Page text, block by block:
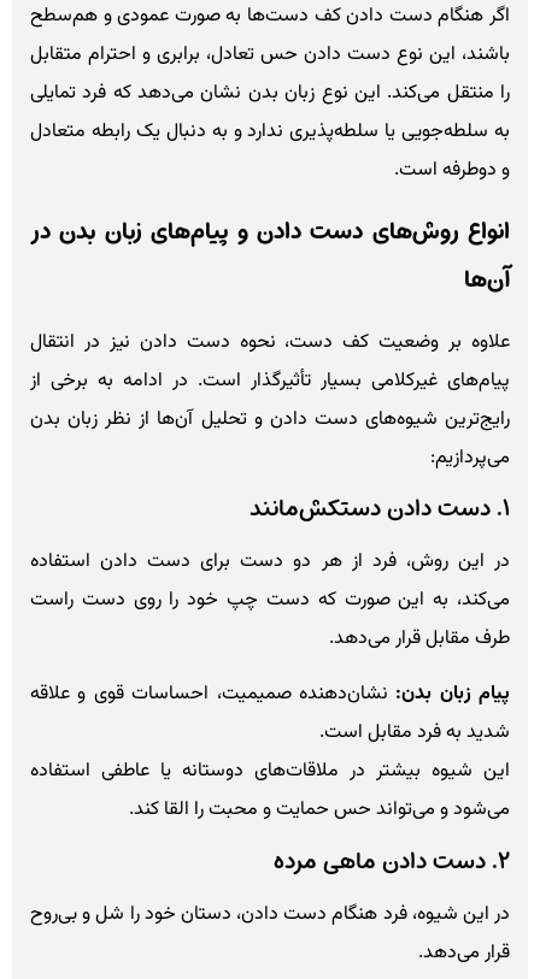
اگر هنگام دست دادن کف دست‌ها به صورت عمودی و هم‌سطح
باشند، این نوع دست دادن حس تعادل، برابری و احترام متقابل
را منتقل می‌کند. این نوع زبان بدن نشان می‌دهد که فرد تمایلی
به سلطه‌جویی یا سلطه‌پذیری ندارد و به دنبال یک رابطه متعادل
و دوطرفه است.
انواع روش‌های دست دادن و پیام‌های زبان بدن در
آن‌ها
علاوه بر وضعیت کف دست، نحوه دست دادن نیز در انتقال
پیام‌های غیرکلامی بسیار تأثیرگذار است. در ادامه به برخی از
رایج‌ترین شیوه‌های دست دادن و تحلیل آن‌ها از نظر زبان بدن
می‌پردازیم:
۱. دست دادن دستکش‌مانند
در این روش، فرد از هر دو دست برای دست دادن استفاده
می‌کند، به این صورت که دست چپ خود را روی دست راست
طرف مقابل قرار می‌دهد.
پیام زبان بدن: نشان‌دهنده صمیمیت، احساسات قوی و علاقه
شدید به فرد مقابل است.
این شیوه بیشتر در ملاقات‌های دوستانه یا عاطفی استفاده
می‌شود و می‌تواند حس حمایت و محبت را القا کند.
۲. دست دادن ماهی مرده
در این شیوه، فرد هنگام دست دادن، دستان خود را شل و بی‌روح
قرار می‌دهد.